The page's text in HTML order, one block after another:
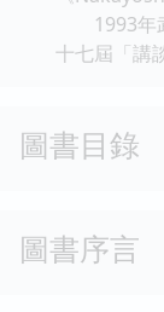
1993年武
十七屆「講
圖書目錄
圖書序言